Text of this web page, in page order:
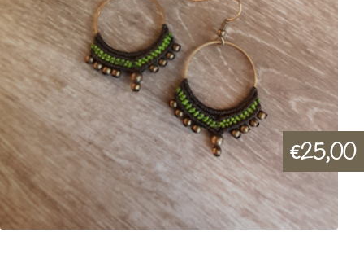
Mon compte
Expand
child
menu
€25,00